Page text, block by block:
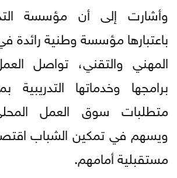
وأشارت إلى أن مؤسسة
باعتبارها مؤسسة وطنية رائدة
المهني والتقني، تواصل
برامجها وخدماتها
متطلبات سوق العمل
ويسهم في تمكين الشباب
مستقبلية أمامهم.